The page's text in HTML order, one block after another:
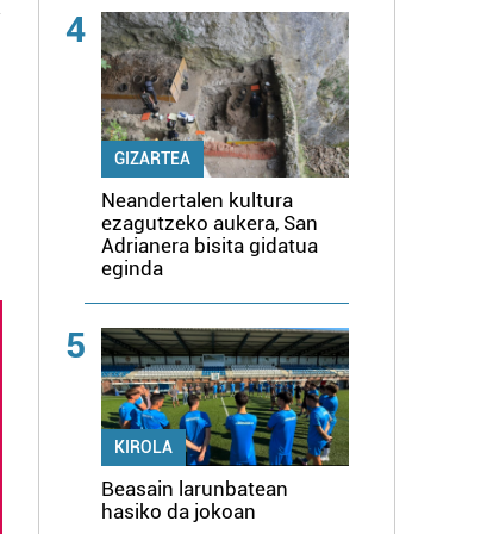
4
GIZARTEA
Neandertalen kultura
ezagutzeko aukera, San
Adrianera bisita gidatua
eginda
5
KIROLA
Beasain larunbatean
hasiko da jokoan